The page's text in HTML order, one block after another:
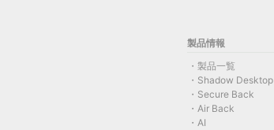
製品情報
製品一覧
Shadow Desktop
Secure Back
Air Back
AI